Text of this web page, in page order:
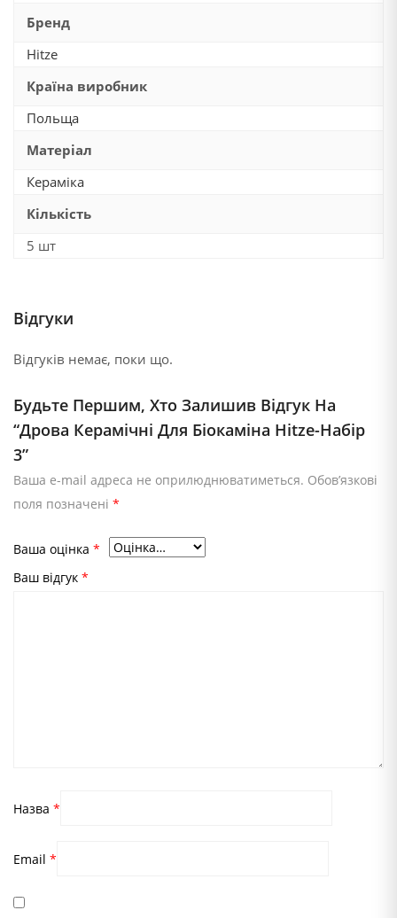
Бренд
Hitze
Країна виробник
Польща
Матеріал
Кераміка
Кількість
5 шт
Відгуки
Відгуків немає, поки що.
Будьте Першим, Хто Залишив Відгук На
“Дрова Керамічні Для Біокаміна Hitze-Набір
3”
Ваша e-mail адреса не оприлюднюватиметься. Обов’язкові
поля позначені *
Ваша оцінка *
Ваш відгук *
Назва *
Email *